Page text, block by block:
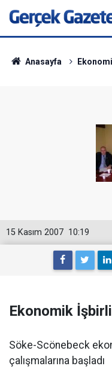
Anasayfa Ekonomi
10:19
15 Kasım 2007
Ekonomik
Söke-Scönebeck
çalışmalarına başladı